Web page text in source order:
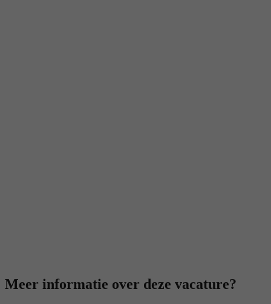
Meer informatie over deze vacature?